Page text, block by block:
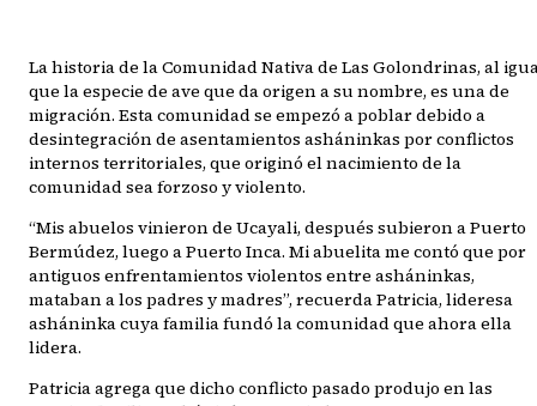
La historia de la Comunidad Nativa de Las Golondrinas, al
que la especie de ave que da origen a su nombre, es una de
migración. Esta comunidad se empezó a poblar debido a
desintegración de asentamientos asháninkas por conflictos
internos territoriales, que originó el nacimiento de la
comunidad sea forzoso y violento.
“Mis abuelos vinieron de Ucayali, después subieron a Puerto
Bermúdez, luego a Puerto Inca. Mi abuelita me contó que por
antiguos enfrentamientos violentos entre asháninkas,
mataban a los padres y madres”, recuerda Patricia, lideresa
asháninka cuya familia fundó la comunidad que ahora ella
lidera.
Patricia agrega que dicho conflicto pasado produjo en las